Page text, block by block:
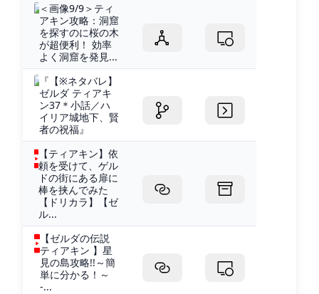
＜画像9/9＞ティ
アキン攻略：洞窟
を探すのに桜の木
が超便利！ 効率
よく洞窟を発見...
『【※ネタバレ】
ゼルダ ティアキ
ン37＊小話／ハ
イリア城地下、賢
者の祝福』
【ティアキン】依
頼を受けて、ゲル
ドの街にある扉に
棒を挟んでみた
【ドリカラ】【ゼ
ル...
【ゼルダの伝説
ティアキン 】星
見の島攻略!!～簡
単に分かる！～
-...